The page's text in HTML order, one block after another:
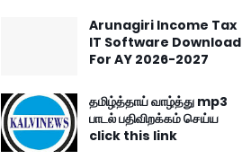
Arunagiri Income Tax
IT Software Download
For AY 2026-2027
தமிழ்த்தாய் வாழ்த்து mp3
பாடல் பதிவிறக்கம் செய்ய
click this link